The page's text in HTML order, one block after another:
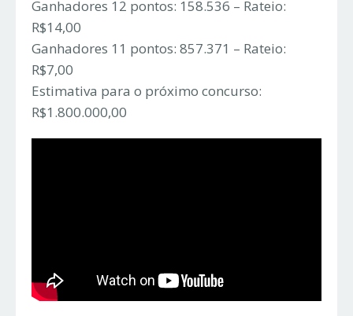
Ganhadores 12 pontos: 158.536 – Rateio:
R$14,00
Ganhadores 11 pontos: 857.371 – Rateio:
R$7,00
Estimativa para o próximo concurso:
R$1.800.000,00